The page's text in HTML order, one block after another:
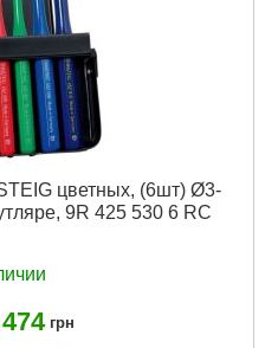
цветных, (6шт) Ø3-
9R 425 530 6 RC
грн